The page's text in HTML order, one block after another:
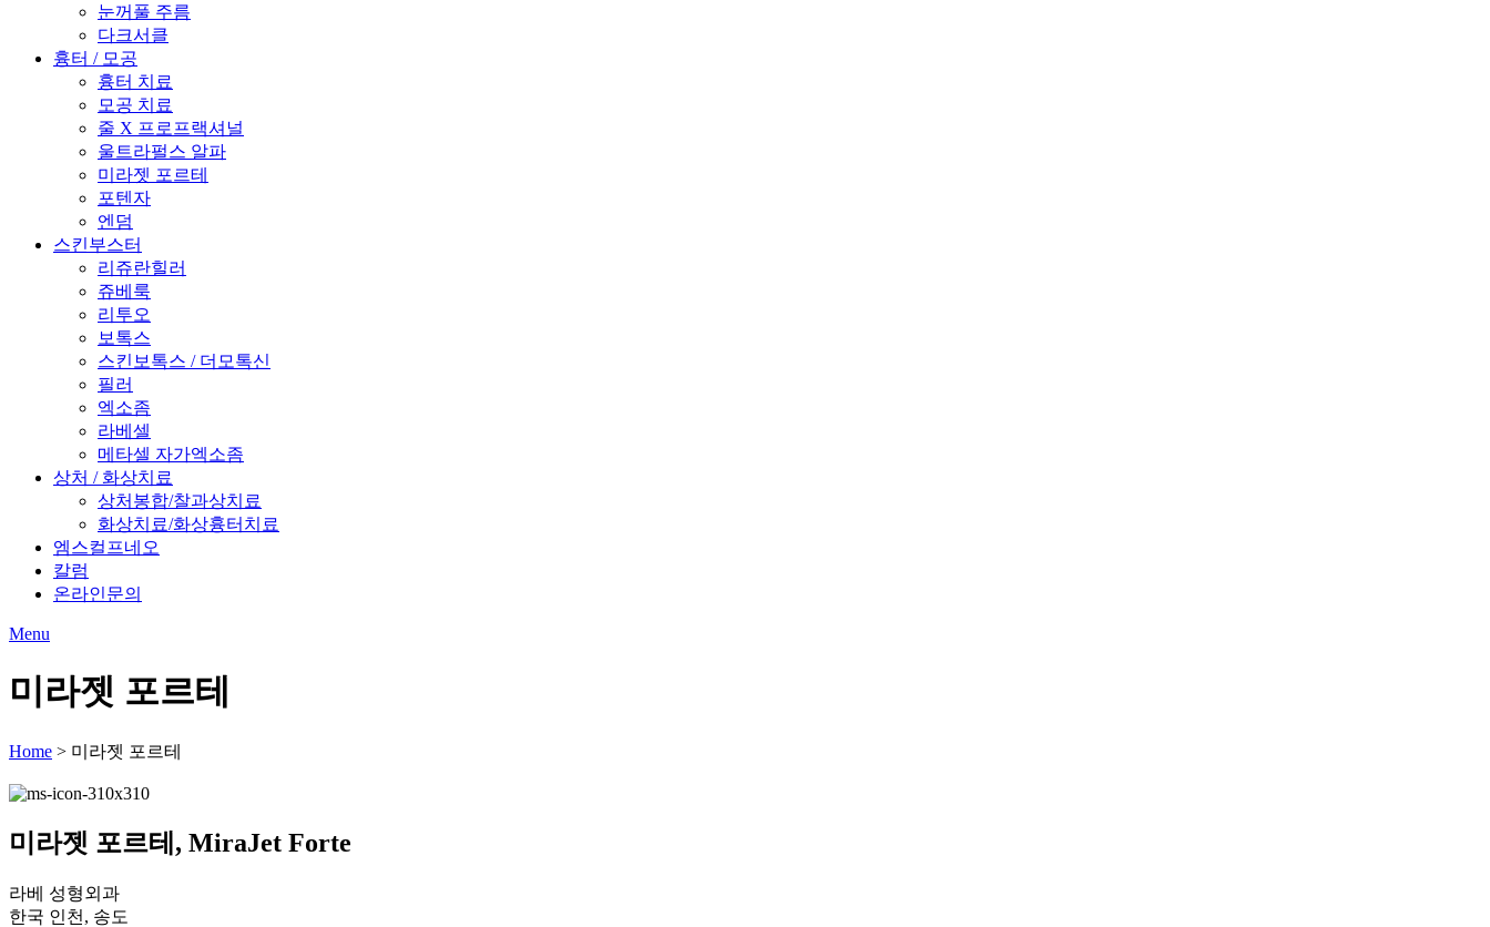
눈꺼풀 주름
다크서클
흉터 / 모공
흉터 치료
모공 치료
줄 X 프로프랙셔널
울트라펄스 알파
미라젯 포르테
포텐자
엔덤
스킨부스터
리쥬란힐러
쥬베룩
리투오
보톡스
스킨보톡스 / 더모톡신
필러
엑소좀
라베셀
메타셀 자가엑소좀
상처 / 화상치료
상처봉합/찰과상치료
화상치료/화상흉터치료
엠스컬프네오
칼럼
온라인문의
Menu
미라젯 포르테
Home > 미라젯 포르테
미라젯 포르테, MiraJet Forte
라베 성형외과
한국 인천, 송도